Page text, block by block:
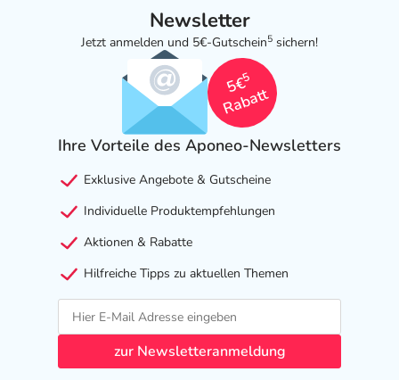
Newsletter
Jetzt anmelden und 5€-Gutschein5 sichern!
5€
5
Rabatt
Ihre Vorteile des Aponeo-Newsletters
Exklusive Angebote & Gutscheine
Individuelle Produktempfehlungen
Aktionen & Rabatte
Hilfreiche Tipps zu aktuellen Themen
zur Newsletteranmeldung